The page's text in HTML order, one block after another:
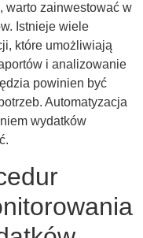
warto zainwestować w
Istnieje wiele
które umożliwiają
i analizowanie
powinien być
Automatyzacja
wydatków